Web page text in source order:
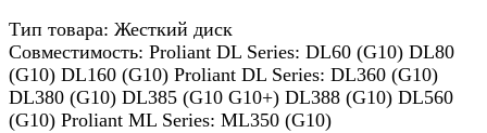
Тип товара: Жесткий диск
Совместимость: Proliant DL Series: DL60 (G10) DL80
(G10) DL160 (G10) Proliant DL Series: DL360 (G10)
DL380 (G10) DL385 (G10 G10+) DL388 (G10) DL560
(G10) Proliant ML Series: ML350 (G10)